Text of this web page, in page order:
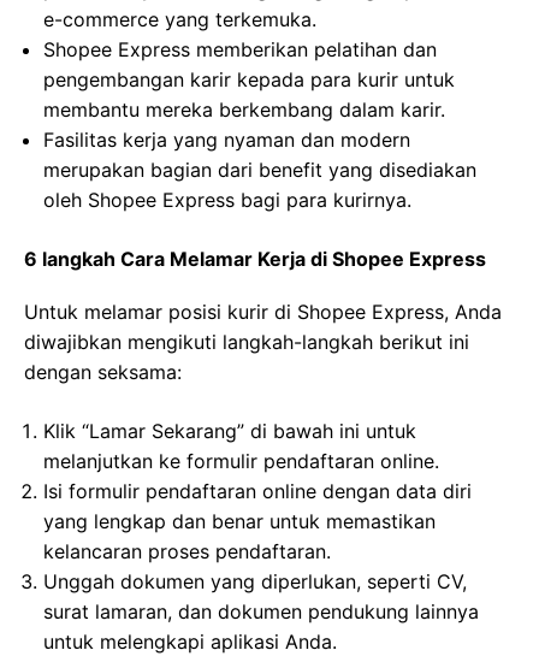
e-commerce yang terkemuka.
Shopee Express memberikan pelatihan dan
pengembangan karir kepada para kurir untuk
membantu mereka berkembang dalam karir.
Fasilitas kerja yang nyaman dan modern
merupakan bagian dari benefit yang disediakan
oleh Shopee Express bagi para kurirnya.
6 langkah Cara Melamar Kerja di Shopee Express
Untuk melamar posisi kurir di Shopee Express, Anda
diwajibkan mengikuti langkah-langkah berikut ini
dengan seksama:
Klik “Lamar Sekarang” di bawah ini untuk
melanjutkan ke formulir pendaftaran online.
Isi formulir pendaftaran online dengan data diri
yang lengkap dan benar untuk memastikan
kelancaran proses pendaftaran.
Unggah dokumen yang diperlukan, seperti CV,
surat lamaran, dan dokumen pendukung lainnya
untuk melengkapi aplikasi Anda.